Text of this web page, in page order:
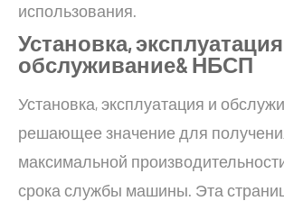
использования.
Установка,
обслуживание& НБСП
Установка, эксплуатация и
решающее значение для
максимальной
срока службы машины. Эта